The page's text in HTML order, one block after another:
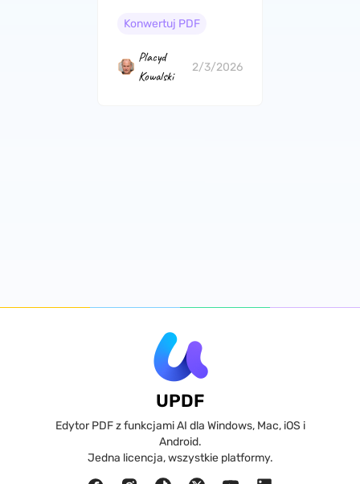
(Online i offline)
Konwertuj PDF
Placyd
Kowalski
2/3/2026
UPDF
Edytor PDF z funkcjami AI dla Windows, Mac, iOS i
Android.
Jedna licencja, wszystkie platformy.